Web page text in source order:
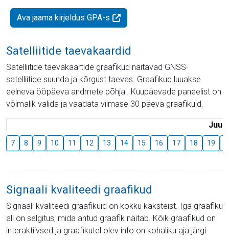
Ava jaama kirjeldus GPA-s
Satelliitide taevakaardid
Satelliitide taevakaartide graafikud näitavad GNSS-
satelliitide suunda ja kõrgust taevas. Graafikud luuakse
eelneva ööpäeva andmete põhjal. Kuupäevade paneelist on
võimalik valida ja vaadata viimase 30 päeva graafikuid.
Juuli
7 8 9 10 11 12 13 14 15 16 17 18 19
Signaali kvaliteedi graafikud
Signaali kvaliteedi graafikuid on kokku kaksteist. Iga graafiku
all on selgitus, mida antud graafik näitab. Kõik graafikud on
interaktiivsed ja graafikutel olev info on kohaliku aja järgi.